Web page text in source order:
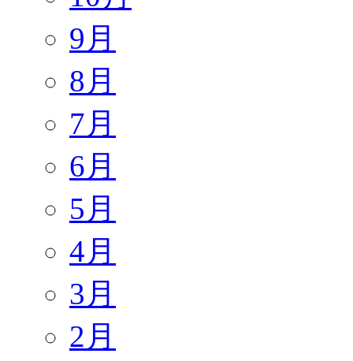
9月
8月
7月
6月
5月
4月
3月
2月